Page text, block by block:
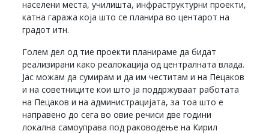
населени места, училишта, инфраструктурни проекти,
катна гаража која што се планира во центарот на
градот итн.
Голем дел од тие проекти планираме да бидат
реализирани како реалокација од централната влада.
Јас можам да сумирам и да им честитам и на Пецаков
и на советниците кои што ја поддржуваат работата
на Пецаков и на администрацијата, за тоа што е
направено до сега во овие речиси две години
локална самоуправа под раководење на Кирил